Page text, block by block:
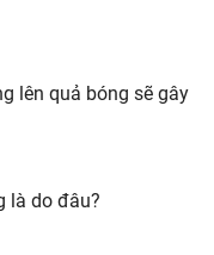
lên quả bóng sẽ gây
là do đâu?